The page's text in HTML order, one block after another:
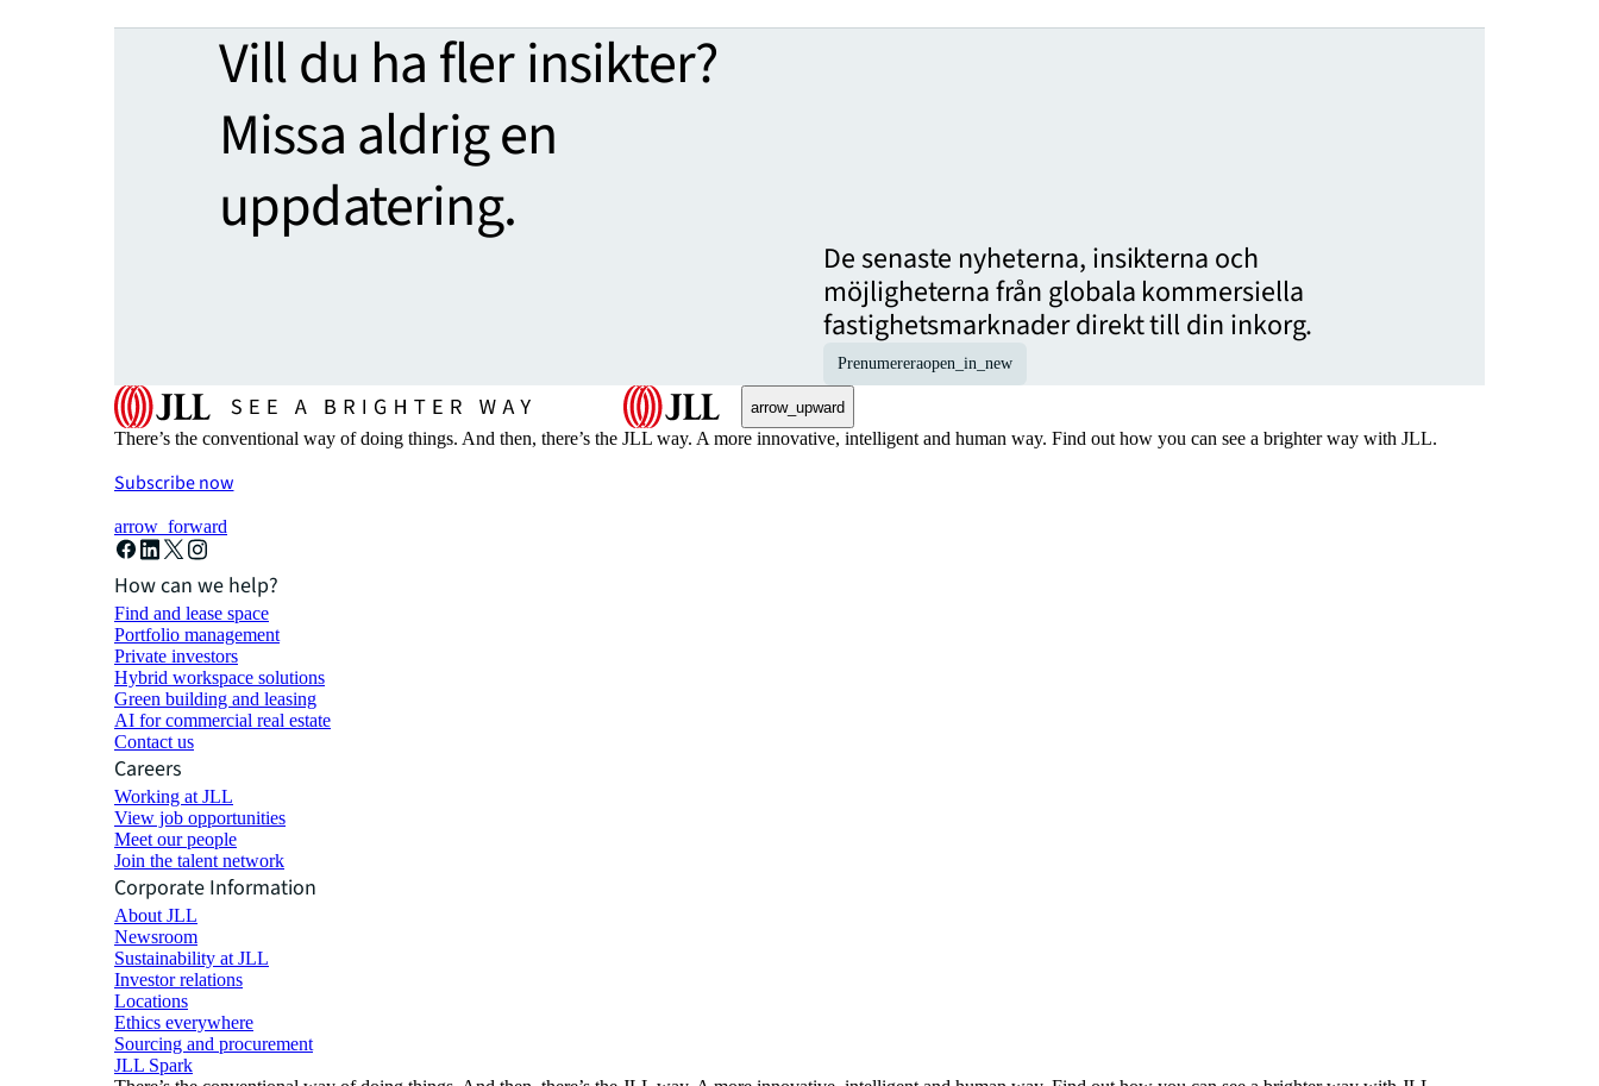
Vill du ha fler insikter?
Missa aldrig en
uppdatering.
De senaste nyheterna, insikterna och
möjligheterna från globala kommersiella
fastighetsmarknader direkt till din inkorg.
Prenumereraopen_in_new
arrow_upward
There’s the conventional way of doing things. And then, there’s the JLL way. A more innovative, intelligent and human way. Find out how you can see a brighter way with JLL.
Subscribe now
arrow_forward
How can we help?
Find and lease space
Portfolio management
Private investors
Hybrid workspace solutions
Green building and leasing
AI for commercial real estate
Contact us
Careers
Working at JLL
View job opportunities
Meet our people
Join the talent network
Corporate Information
About JLL
Newsroom
Sustainability at JLL
Investor relations
Locations
Ethics everywhere
Sourcing and procurement
JLL Spark